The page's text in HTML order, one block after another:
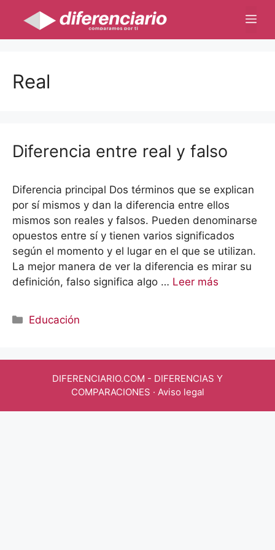
contenido
Real
Diferencia entre real y falso
Diferencia principal Dos términos que se explican
por sí mismos y dan la diferencia entre ellos
mismos son reales y falsos. Pueden denominarse
opuestos entre sí y tienen varios significados
según el momento y el lugar en el que se utilizan.
La mejor manera de ver la diferencia es mirar su
definición, falso significa algo … Leer más
Categorías
Educación
DIFERENCIARIO.COM - DIFERENCIAS Y
COMPARACIONES · Aviso legal